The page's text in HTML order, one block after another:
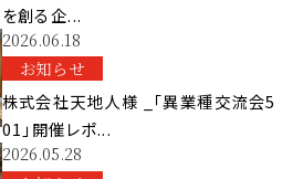
を創る企...
2026.06.18
お知らせ
株式会社天地人様 _「異業種交流会5
01」開催レポ...
2026.05.28